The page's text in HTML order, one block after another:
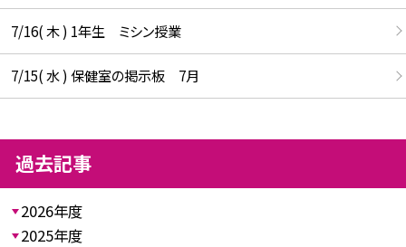
7/16( 木 ) 1年生 ミシン授業
7/15( 水 ) 保健室の掲示板 7月
過去記事
2026年度
2025年度